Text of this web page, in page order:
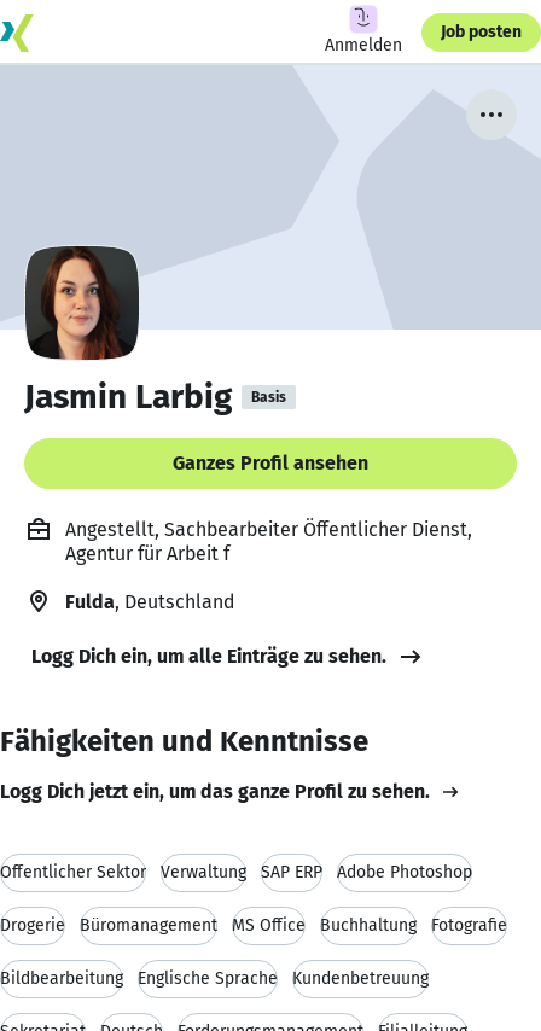
Anmelden
Job posten
Jasmin Larbig Basis
Ganzes Profil ansehen
Angestellt, Sachbearbeiter Öffentlicher Dienst,
Agentur für Arbeit f
Fulda, Deutschland
Logg Dich ein, um alle Einträge zu sehen.
Fähigkeiten und Kenntnisse
Logg Dich jetzt ein, um das ganze Profil zu sehen.
Öffentlicher Sektor Verwaltung SAP ERP Adobe Photoshop
Drogerie Büromanagement MS Office Buchhaltung Fotografie
Bildbearbeitung Englische Sprache Kundenbetreuung